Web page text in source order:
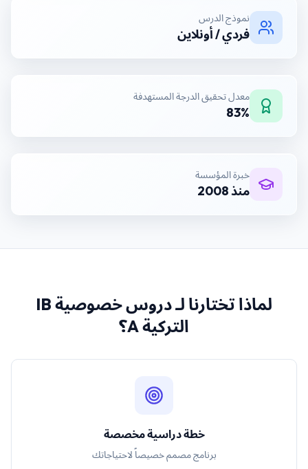
نموذج الدرس
فردي / أونلاين
معدل تحقيق الدرجة المستهدفة
83%
خبرة المؤسسة
منذ 2008
لماذا تختارنا لـ
دروس خصوصية IB
التركية A
؟
خطة دراسية مخصصة
برنامج مصمم خصيصاً لاحتياجاتك